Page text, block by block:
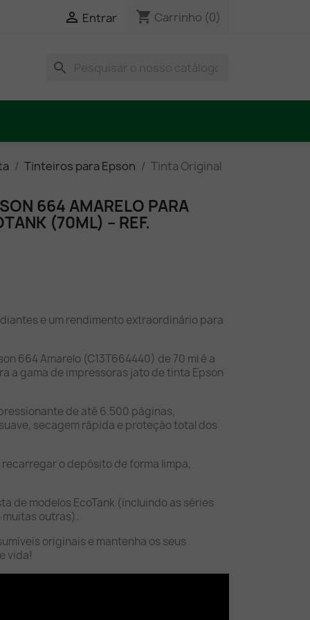
 Entrar shopping_cart Carrinho (0)
search
Tinteiros para Epson
Tinta Original
664 AMARELO PARA
(70ML) – REF.
e um rendimento extraordinário para
664 Amarelo (C13T664440) de 70 ml é a
a gama de impressoras jato de tinta Epson
de até 6.500 páginas,
secagem rápida e proteção total dos
o depósito de forma limpa,
de modelos EcoTank (incluindo as séries
muitas outras).
originais e mantenha os seus
vida!